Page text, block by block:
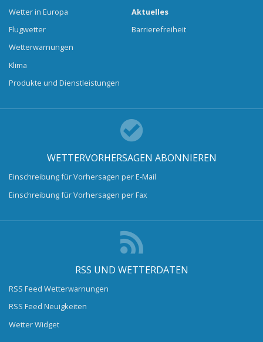
Wetter in Europa
Flugwetter
Wetterwarnungen
Klima
Produkte und Dienstleistungen
Aktuelles
Barrierefreiheit
WETTERVORHERSAGEN ABONNIEREN
Einschreibung für Vorhersagen per E-Mail
Einschreibung für Vorhersagen per Fax
RSS UND WETTERDATEN
RSS Feed Wetterwarnungen
RSS Feed Neuigkeiten
Wetter Widget